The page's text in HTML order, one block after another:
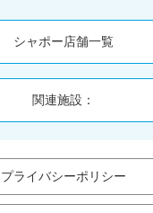
シャポー店舗一覧
関連施設：
プライバシーポリシー